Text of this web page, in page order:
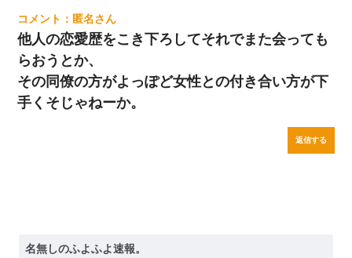
匿名
他人の恋愛歴をこき下ろしてそれでまた会っても
らおうとか、
その同僚の方がよっぽど女性との付き合い方が下
手くそじゃねーか。
返信する